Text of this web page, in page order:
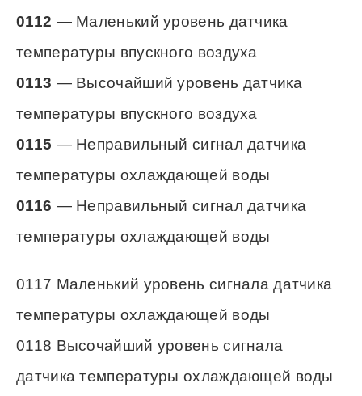
0112 — Маленький уровень датчика
температуры впускного воздуха
0113 — Высочайший уровень датчика
температуры впускного воздуха
0115 — Неправильный сигнал датчика
температуры охлаждающей воды
0116 — Неправильный сигнал датчика
температуры охлаждающей воды
0117 Маленький уровень сигнала датчика
температуры охлаждающей воды
0118 Высочайший уровень сигнала
датчика температуры охлаждающей воды